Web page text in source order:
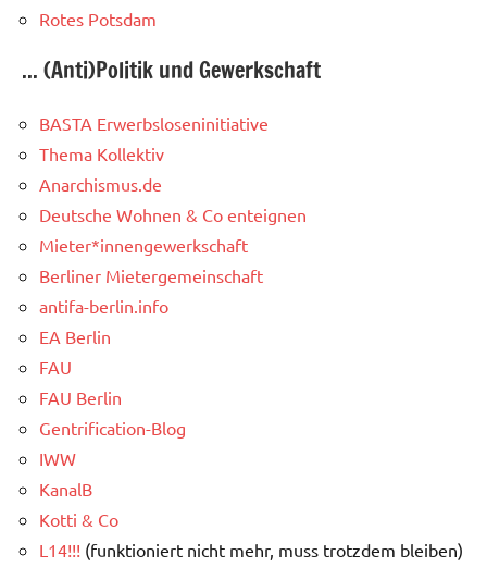
Rotes Potsdam
... (Anti)Politik und Gewerkschaft
BASTA Erwerbsloseninitiative
Thema Kollektiv
Anarchismus.de
Deutsche Wohnen & Co enteignen
Mieter*innengewerkschaft
Berliner Mietergemeinschaft
antifa-berlin.info
EA Berlin
FAU
FAU Berlin
Gentrification-Blog
IWW
KanalB
Kotti & Co
L14!!! (funktioniert nicht mehr, muss trotzdem bleiben)